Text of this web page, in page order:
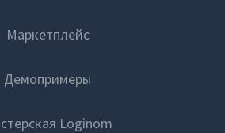
Маркетплейс
Демопримеры
Loginom